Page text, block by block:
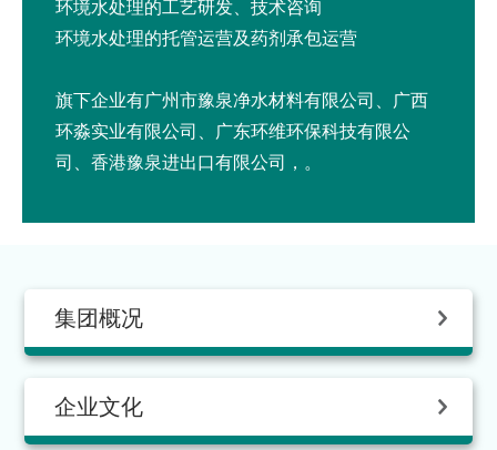
环境水处理的工艺研发、技术咨询
环境水处理的托管运营及药剂承包运营
旗下企业有广州市豫泉净水材料有限公司、广西
环淼实业有限公司、广东环维环保科技有限公
司、香港豫泉进出口有限公司，。
集团概况
企业文化